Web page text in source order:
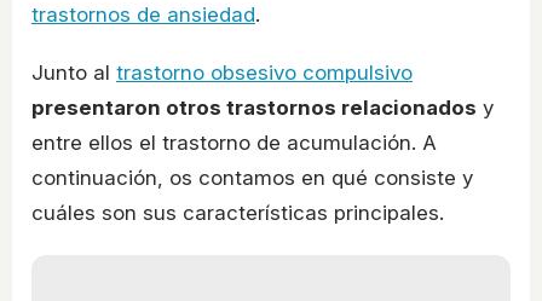
trastornos de ansiedad.
Junto al trastorno obsesivo compulsivo
presentaron otros trastornos relacionados y
entre ellos el trastorno de acumulación. A
continuación, os contamos en qué consiste y
cuáles son sus características principales.